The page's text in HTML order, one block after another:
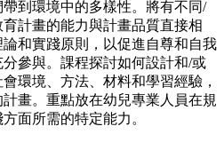
到環境中的多樣性。將有不同/
計畫的能力與計畫品質直接相
和實踐原則，以促進自尊和自我
參與。課程探討如何設計和/或
環境、方法、材料和學習經驗，
畫。重點放在幼兒專業人員在規
面所需的特定能力。